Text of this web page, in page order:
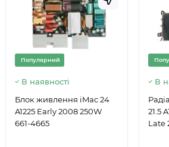
Популярний
В наявності
Блок живлення iMac 24
A1225 Early 2008 250W
661-4665
В
21.5
Late